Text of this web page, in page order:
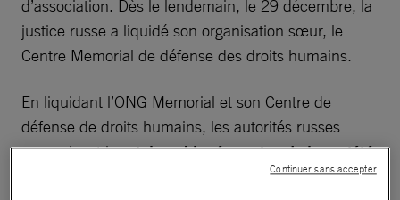
d’association. Dès le lendemain, le 29 décembre, la
justice russe a liquidé son organisation sœur, le
Centre Memorial de défense des droits humains.
En liquidant l’ONG Memorial et son Centre de
défense de droits humains, les autorités russes
poursuivent leurinlassable répression de la société
Continuer sans accepter